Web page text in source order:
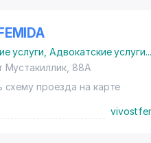
услуги ,Адвокатские услуги...
Мустакиллик, 88A
схему проезда на карте